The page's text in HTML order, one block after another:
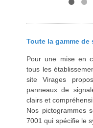
Toute la gamme de
Pour une mise en
tous les
site Virages
panneaux de
clairs et
Nos pictogrammes
7001 qui spécifie le